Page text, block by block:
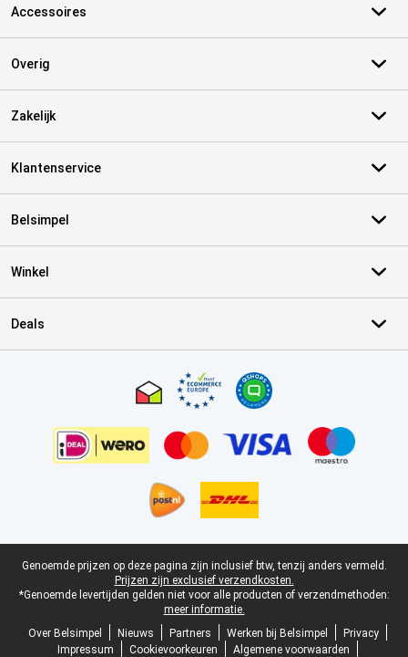
Accessoires
Overig
Zakelijk
Klantenservice
Belsimpel
Winkel
Deals
Juridische voettekst
Genoemde prijzen op deze pagina zijn inclusief btw, tenzij anders vermeld.
Prijzen zijn exclusief verzendkosten.
*Genoemde levertijden gelden niet voor alle producten of verzendmethoden:
meer informatie.
Over Belsimpel
Nieuws Partners Werken bij Belsimpel
Privacy
Impressum
Cookievoorkeuren
Algemene voorwaarden